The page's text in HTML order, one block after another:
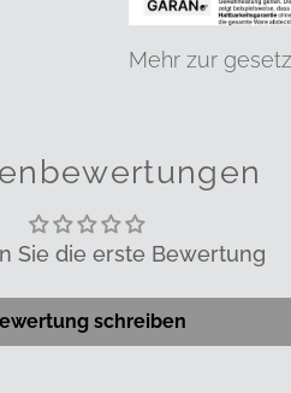
Mehr zur
Sie die erste Bewertung
schreiben